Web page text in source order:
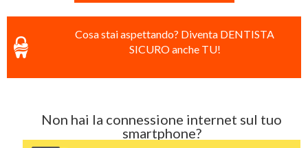
Cosa stai aspettando? Diventa DENTISTA
SICURO anche TU!
Non hai la connessione internet sul tuo
smartphone?